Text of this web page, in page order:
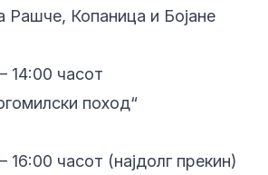
Рашче, Копаница и Бојане
14:00 часот
поход“
16:00 часот (најдолг прекин)